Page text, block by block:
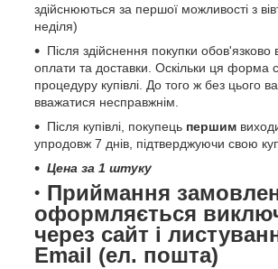
здійснюються за першої можливості з
неділя)
Після здійснення покупки
оплати та доставки. Оскільки ця форма
процедуру купівлі. До того ж без цього
вважатися несправжнім.
Після купівлі, покупець першим
упродовж 7 днів, підтверджуючи свою
Цена за 1 штуку
Приймання
оформляється
через сайт і
Email (ел. пошта)